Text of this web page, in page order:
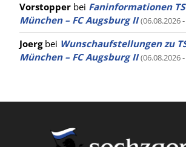
Vorstopper bei Faninformationen
München – FC Augsburg II (06.08.2026
Joergbei Wunschaufstellungen zu
München – FC Augsburg II (06.08.2026